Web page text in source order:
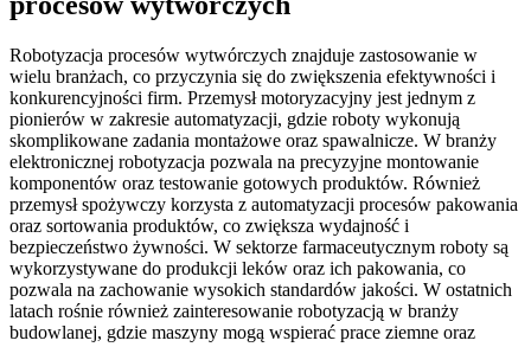
Robotyzacja procesów wytwórczych znajduje zastosowanie w
wielu branżach, co przyczynia się do zwiększenia efektywności i
konkurencyjności firm. Przemysł motoryzacyjny jest jednym z
pionierów w zakresie automatyzacji, gdzie roboty wykonują
skomplikowane zadania montażowe oraz spawalnicze. W branży
elektronicznej robotyzacja pozwala na precyzyjne montowanie
komponentów oraz testowanie gotowych produktów. Również
przemysł spożywczy korzysta z automatyzacji procesów pakowania
oraz sortowania produktów, co zwiększa wydajność i
bezpieczeństwo żywności. W sektorze farmaceutycznym roboty są
wykorzystywane do produkcji leków oraz ich pakowania, co
pozwala na zachowanie wysokich standardów jakości. W ostatnich
latach rośnie również zainteresowanie robotyzacją w branży
budowlanej, gdzie maszyny mogą wspierać prace ziemne oraz